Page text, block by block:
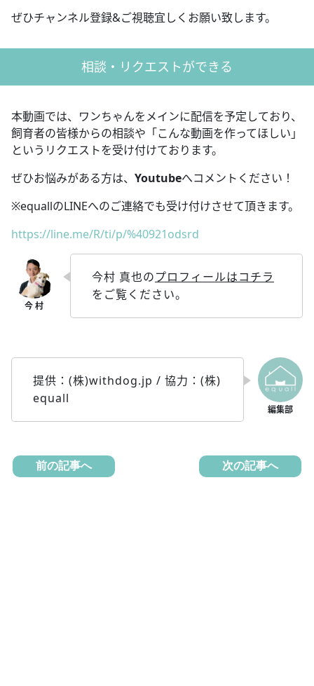
ぜひチャンネル登録&ご視聴宜しくお願い致します。
相談・リクエストができる
本動画では、ワンちゃんをメインに配信を予定しており、
飼育者の皆様からの相談や「こんな動画を作ってほしい」
というリクエストを受け付けております。
ぜひお悩みがある方は、 Youtubeへコメントください！
※equallのLINEへのご連絡でも受け付けさせて頂きます。
https://line.me/R/ti/p/%40921odsrd
今村 真也のプロフィールはコチラ
をご覧ください。
提供：(株)withdog.jp / 協力：(株)
equall
前の記事へ 次の記事へ